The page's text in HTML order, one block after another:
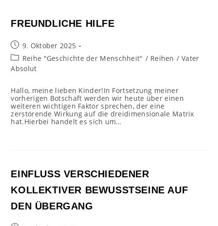
FREUNDLICHE HILFE
Beitrag
veröffentlicht:
9. Oktober 2025
Beitrags-
Kategorie:
Reihe "Geschichte der Menschheit" / Reihen / Vater
Absolut
Hallo, meine lieben Kinder!In Fortsetzung meiner
vorherigen Botschaft werden wir heute über einen
weiteren wichtigen Faktor sprechen, der eine
zerstörende Wirkung auf die dreidimensionale Matrix
hat.Hierbei handelt es sich um…
EINFLUSS VERSCHIEDENER
KOLLEKTIVER BEWUSSTSEINE AUF
DEN ÜBERGANG